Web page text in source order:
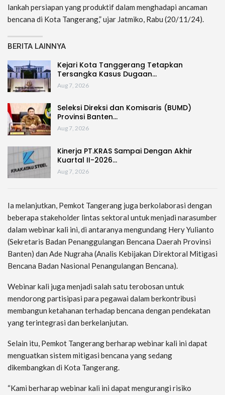
lankah persiapan yang produktif dalam menghadapi ancaman
bencana di Kota Tangerang,” ujar Jatmiko, Rabu (20/11/24).
BERITA LAINNYA
Kejari Kota Tanggerang Tetapkan
Tersangka Kasus Dugaan…
Aug 7, 2026
Seleksi Direksi dan Komisaris (BUMD)
Provinsi Banten…
Aug 7, 2026
Kinerja PT.KRAS Sampai Dengan Akhir
Kuartal II-2026…
Aug 7, 2026
Ia melanjutkan, Pemkot Tangerang juga berkolaborasi dengan
beberapa stakeholder lintas sektoral untuk menjadi narasumber
dalam webinar kali ini, di antaranya mengundang Hery Yulianto
(Sekretaris Badan Penanggulangan Bencana Daerah Provinsi
Banten) dan Ade Nugraha (Analis Kebijakan Direktoral Mitigasi
Bencana Badan Nasional Penangulangan Bencana).
Webinar kali juga menjadi salah satu terobosan untuk
mendorong partisipasi para pegawai dalam berkontribusi
membangun ketahanan terhadap bencana dengan pendekatan
yang terintegrasi dan berkelanjutan.
Selain itu, Pemkot Tangerang berharap webinar kali ini dapat
menguatkan sistem mitigasi bencana yang sedang
dikembangkan di Kota Tangerang.
“Kami berharap webinar kali ini dapat mengurangi risiko